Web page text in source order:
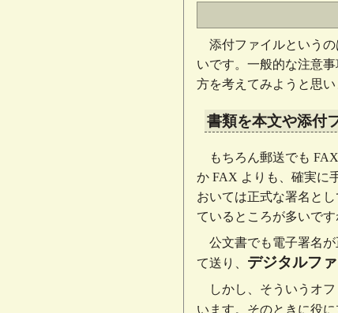
添付ファイルという
いです。一般的な注意事
方を考えてみようと思い
書類を本文や添付
もちろん郵送でも
か FAX よりも、確実に
おいては正式な署名と
ているところが多いです
公文書でも電子署名
て送り、 デジタルフ
しかし、そういうオ
います。そのときに役に